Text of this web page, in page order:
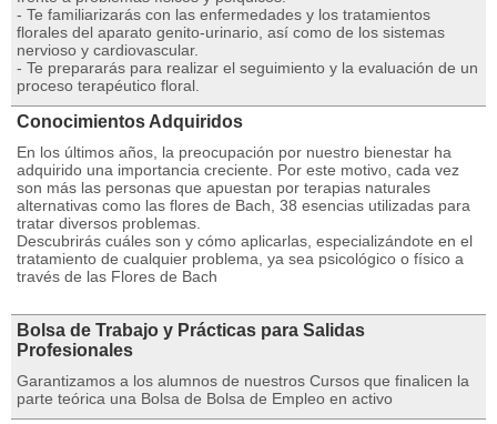
- Te familiarizarás con las enfermedades y los tratamientos
florales del aparato genito-urinario, así como de los sistemas
nervioso y cardiovascular.
- Te prepararás para realizar el seguimiento y la evaluación de un
proceso terapéutico floral.
Conocimientos Adquiridos
En los últimos años, la preocupación por nuestro bienestar ha
adquirido una importancia creciente. Por este motivo, cada vez
son más las personas que apuestan por terapias naturales
alternativas como las flores de Bach, 38 esencias utilizadas para
tratar diversos problemas.
Descubrirás cuáles son y cómo aplicarlas, especializándote en el
tratamiento de cualquier problema, ya sea psicológico o físico a
través de las Flores de Bach
Bolsa de Trabajo y Prácticas para Salidas
Profesionales
Garantizamos a los alumnos de nuestros Cursos que finalicen la
parte teórica una Bolsa de Bolsa de Empleo en activo